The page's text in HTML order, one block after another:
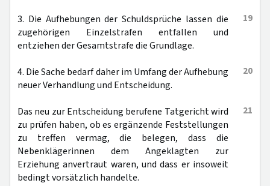
19
3. Die Aufhebungen der Schuldsprüche lassen die
zugehörigen Einzelstrafen entfallen und
entziehen der Gesamtstrafe die Grundlage.
20
4. Die Sache bedarf daher im Umfang der Aufhebung
neuer Verhandlung und Entscheidung.
21
Das neu zur Entscheidung berufene Tatgericht wird
zu prüfen haben, ob es ergänzende Feststellungen
zu treffen vermag, die belegen, dass die
Nebenklägerinnen dem Angeklagten zur
Erziehung anvertraut waren, und dass er insoweit
bedingt vorsätzlich handelte.